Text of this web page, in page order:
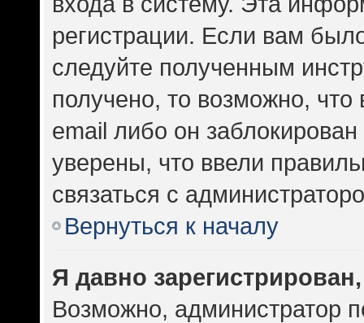
регистрации. Если вам
следуйте полученным
получено, то возможно,
email либо он
уверены, что ввели
связаться с
Вернуться к началу
Я давно
Возможно, администратор